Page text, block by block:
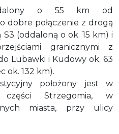
o 55 km od
dobre połączenie z drogą
(oddaloną o ok. 15 km) i
granicznymi z
Lubawki i Kudowy ok. 63
ok. 132 km).
położony jest w
części Strzegomia, w
miasta, przy ulicy